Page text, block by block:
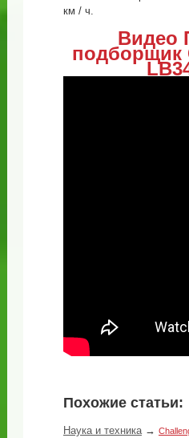
км / ч.
Видео
подборщик
Похожие статьи:
Наука и техника→